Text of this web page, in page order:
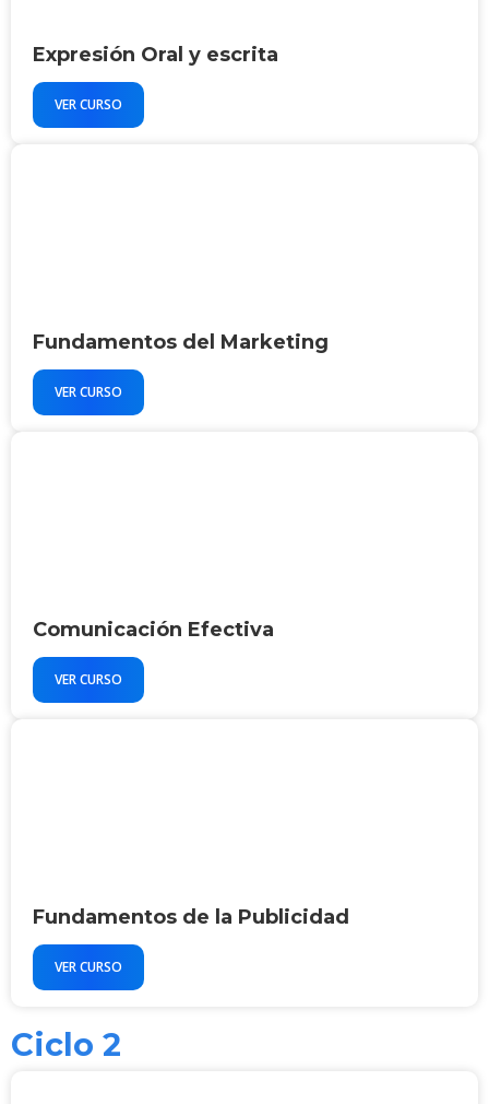
Expresión Oral y escrita
VER CURSO
Fundamentos del Marketing
VER CURSO
Comunicación Efectiva
VER CURSO
Fundamentos de la Publicidad
VER CURSO
Ciclo 2